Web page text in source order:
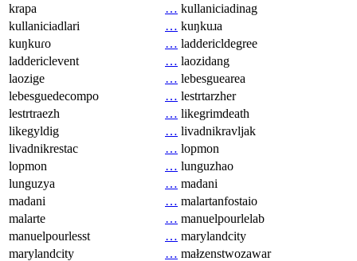
krapa
… kullaniciadinag
kullaniciadlari
… kuŋkuɹa
kuŋkuɾo
… laddericldegree
laddericlevent
… laozidang
laozige
… lebesguearea
lebesguedecompo
… lestrtarzher
lestrtraezh
… likegrimdeath
likegyldig
… livadnikravljak
livadnikrestac
… lopmon
lopmon
… lunguzhao
lunguzya
… madani
madani
… malartanfostaio
malarte
… manuelpourlelab
manuelpourlesst
… marylandcity
marylandcity
… małzenstwozawar